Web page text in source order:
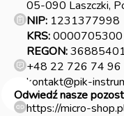
05-090 Laszczki,
NIP: 1231377998
KRS:0000705300
REGON:
+48 22 726 74 96
kontakt@pik-
Odwiedź nasze
https://micro-